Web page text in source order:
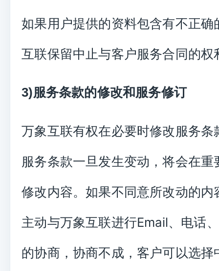
如果用户提供的资料包含有不正确
互联保留中止与客户服务合同的权
3)服务条款的修改和服务修订
万象互联有权在必要时修改服务条
服务条款一旦发生变动，将会在重
修改内容。如果不同意所改动的内
主动与万象互联进行Email、电话
的协商，协商不成，客户可以选择